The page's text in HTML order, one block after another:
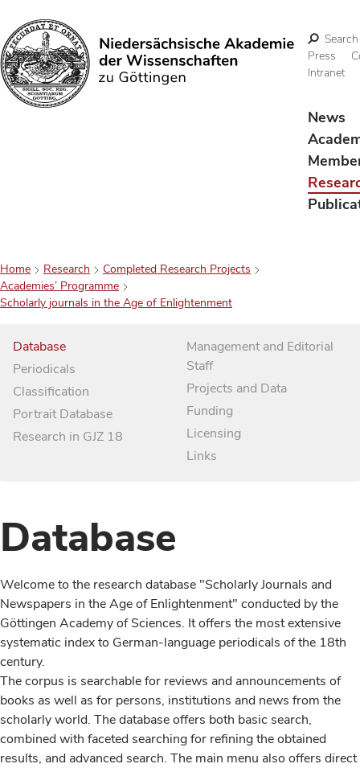
Search
Search
Press
Intranet
News
Home Research
Completed Research Projects
Academies’ Programme
Scholarly journals in the Age of Enlightenment
Database
Periodicals
Classification
Portrait Database
Research in GJZ 18
Management and Editorial
Staff
Projects and Data
Funding
Licensing
Links
Database
Welcome to the research database "Scholarly Journals and
Newspapers in the Age of Enlightenment" conducted by the
Göttingen Academy of Sciences. It offers the most extensive
systematic index to German-language periodicals of the 18th
century.
The corpus is searchable for reviews and announcements of
books as well as for persons, institutions and news from the
scholarly world. The database offers both basic search,
combined with faceted searching for refining the obtained
results, and advanced search. The main menu also offers direct